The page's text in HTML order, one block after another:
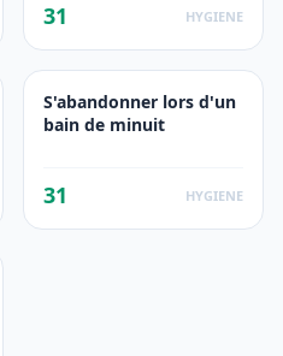
31 HYGIENE
S'abandonner lors d'un
bain de minuit
31 HYGIENE